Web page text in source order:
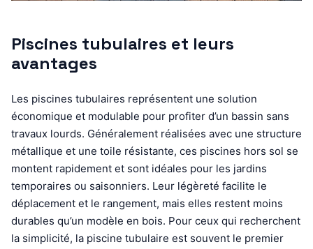
Piscines tubulaires et leurs
avantages
Les piscines tubulaires représentent une solution
économique et modulable pour profiter d’un bassin sans
travaux lourds. Généralement réalisées avec une structure
métallique et une toile résistante, ces piscines hors sol se
montent rapidement et sont idéales pour les jardins
temporaires ou saisonniers. Leur légèreté facilite le
déplacement et le rangement, mais elles restent moins
durables qu’un modèle en bois. Pour ceux qui recherchent
la simplicité, la piscine tubulaire est souvent le premier